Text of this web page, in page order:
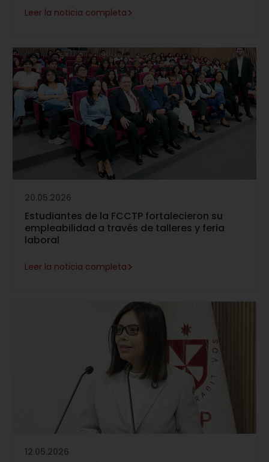
Leer la noticia completa>
20.05.2026
Estudiantes de la FCCTP fortalecieron su
empleabilidad a través de talleres y feria
laboral
Leer la noticia completa>
12.05.2026